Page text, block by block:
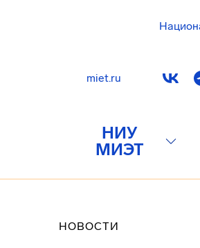
miet.ru
НИУ
МИЭТ
НОВОСТИ